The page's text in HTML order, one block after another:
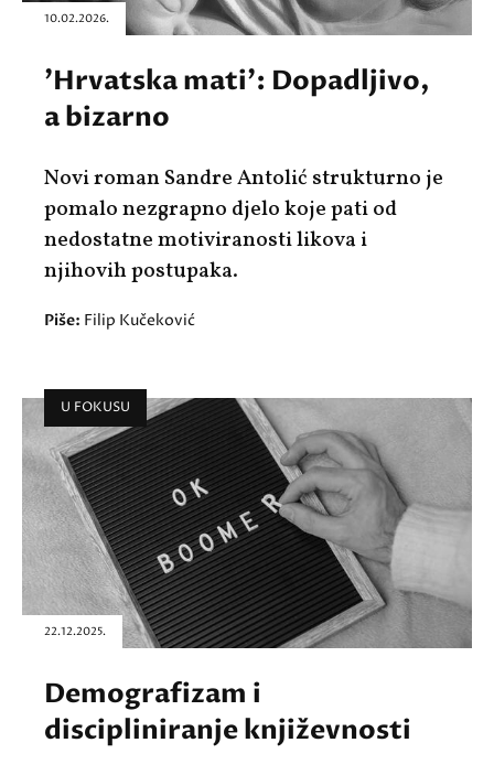
10.02.2026.
'Hrvatska mati': Dopadljivo,
a bizarno
Novi roman Sandre Antolić strukturno je
pomalo nezgrapno djelo koje pati od
nedostatne motiviranosti likova i
njihovih postupaka.
Piše: Filip Kučeković
U FOKUSU
22.12.2025.
Demografizam i
discipliniranje književnosti